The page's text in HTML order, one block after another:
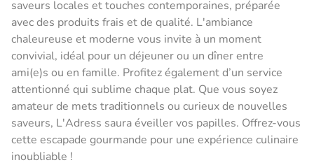
saveurs locales et touches contemporaines, préparée
avec des produits frais et de qualité. L'ambiance
chaleureuse et moderne vous invite à un moment
convivial, idéal pour un déjeuner ou un dîner entre
ami(e)s ou en famille. Profitez également d’un service
attentionné qui sublime chaque plat. Que vous soyez
amateur de mets traditionnels ou curieux de nouvelles
saveurs, L'Adress saura éveiller vos papilles. Offrez-vous
cette escapade gourmande pour une expérience culinaire
inoubliable !